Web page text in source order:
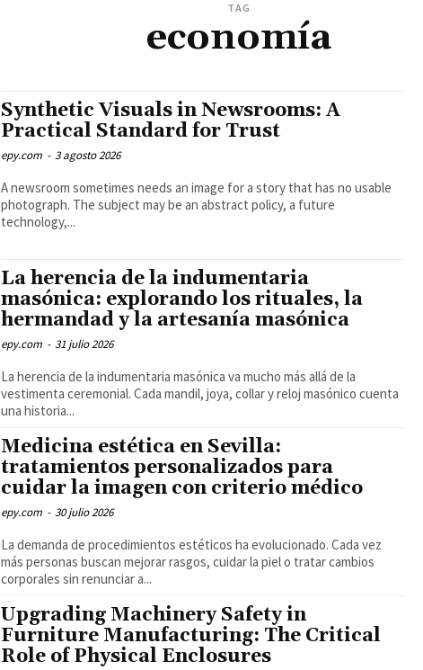
TAG
economía
Synthetic Visuals in Newsrooms: A
Practical Standard for Trust
epy.com - 3 agosto 2026
A newsroom sometimes needs an image for a story that has no usable
photograph. The subject may be an abstract policy, a future
technology,...
La herencia de la indumentaria
masónica: explorando los rituales, la
hermandad y la artesanía masónica
epy.com - 31 julio 2026
La herencia de la indumentaria masónica va mucho más allá de la
vestimenta ceremonial. Cada mandil, joya, collar y reloj masónico cuenta
una historia...
Medicina estética en Sevilla:
tratamientos personalizados para
cuidar la imagen con criterio médico
epy.com - 30 julio 2026
La demanda de procedimientos estéticos ha evolucionado. Cada vez
más personas buscan mejorar rasgos, cuidar la piel o tratar cambios
corporales sin renunciar a...
Upgrading Machinery Safety in
Furniture Manufacturing: The Critical
Role of Physical Enclosures